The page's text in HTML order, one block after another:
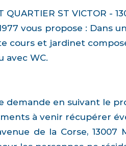
ST VICTOR -
vous propose :
et jardinet
avec WC.
en suivant le
à venir récupérer
de la Corse, 13007